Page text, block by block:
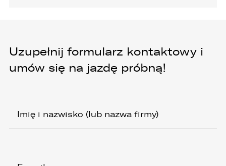
Uzupełnij formularz kontaktowy i
umów się na jazdę próbną!